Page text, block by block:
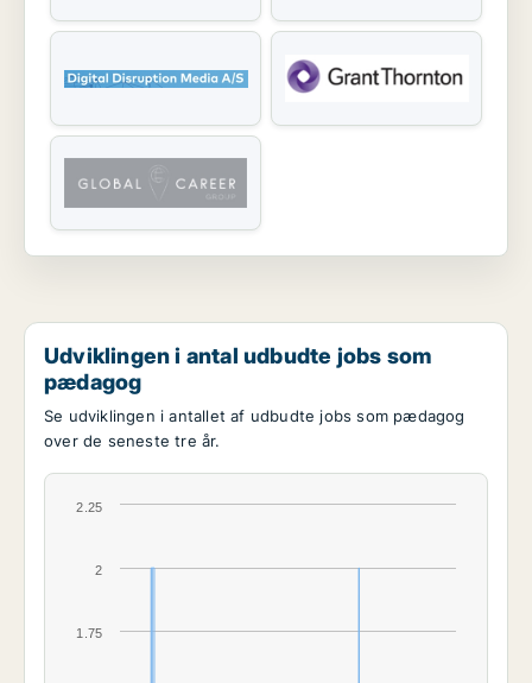
Udviklingen i antal udbudte jobs som
pædagog
Se udviklingen i antallet af udbudte jobs som pædagog
over de seneste tre år.
2
1.75
2.25